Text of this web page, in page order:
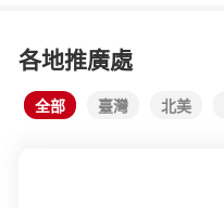
各地推廣處
全部 臺灣 北美